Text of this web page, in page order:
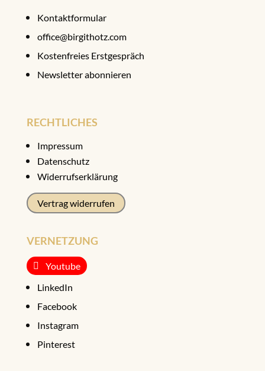
Kontaktformular
office@birgithotz.com
Kostenfreies Erstgespräch
Newsletter abonnieren
RECHTLICHES
Impressum
Datenschutz
Widerrufserklärung
Vertrag widerrufen
VERNETZUNG
Youtube
LinkedIn
Facebook
Instagram
Pinterest